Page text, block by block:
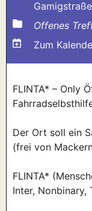
Offenes
Zum
FLINTA* – Only
Der Ort soll ein
(frei von
FLINTA*
Inter, Nonbinary,